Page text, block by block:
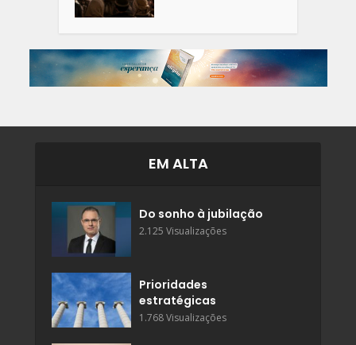
EM ALTA
Do sonho à jubilação
2.125 Visualizações
Prioridades
estratégicas
1.768 Visualizações